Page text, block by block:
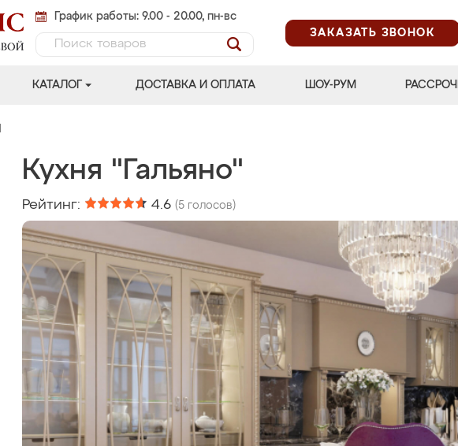
График работы: 9.00 - 20.00, пн-вс
ЗАКАЗАТЬ ЗВОНОК
КАТАЛОГ ДОСТАВКА И ОПЛАТА ШОУ-РУМ
Кухня "Гальяно"
Рейтинг: 4.6 (5 голосов)